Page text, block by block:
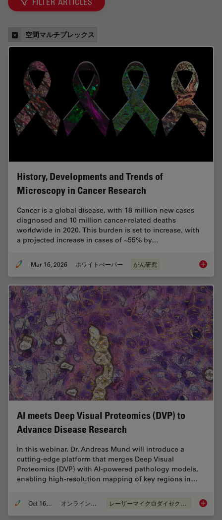
空間マルチプレックス
History, Developments and Trends of
Microscopy in Cancer Research
Cancer is a global disease, with 18 million new cases
diagnosed and 10 million cancer-related deaths
worldwide in 2020. This burden is set to increase, with
a projected increase in cases of ~55% by…
Mar 16, 2026 ホワイトぺーパー がん研究
AI meets Deep Visual Proteomics (DVP) to
Advance Disease Research
In this webinar, Dr. Andreas Mund will introduce a
cutting-edge platform that merges Deep Visual
Proteomics (DVP) with AI-powered pathology models,
enabling high-resolution mapping of key regions in…
Oct 16, 2025 オンラインセミナー レーザーマイクロダイセクション（LMD） AI